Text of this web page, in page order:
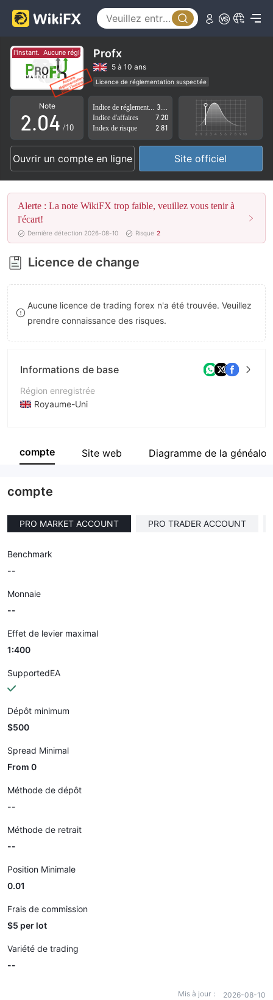
l'instant. Aucune réglementation pour l'instant.
Profx
5 à 10 ans
Licence de réglementation suspectée
Région d'affaires suspectée
Risque élevé potentiel
Note
0
1
2
3
4
5
6
7
8
9
.0
1
2
3
4
5
6
7
8
9
0
1
2
3
4
5
6
7
9
/10
Indice d'affaires
7.20
Index de risque
2.81
Ouvrir un compte en ligne Site officiel
Alerte : La note WikiFX trop faible, veuillez vous tenir à
l'écart!
Dernière détection 2026-08-10 Risque 2
Licence de change
Aucune licence de trading forex n'a été trouvée. Veuillez
prendre connaissance des risques.
Informations de base
Région enregistrée
Royaume-Uni
Société
compte Site web Diagramme de la
compte
PRO MARKET ACCOUNT PRO TRADER ACCOUNT
Benchmark
--
Monnaie
--
Effet de levier maximal
1:400
SupportedEA
Dépôt minimum
$500
Spread Minimal
From 0
Méthode de dépôt
--
Méthode de retrait
--
Position Minimale
0.01
Frais de commission
$5 per lot
Variété de trading
--
Mis à jour： 2026-08-10